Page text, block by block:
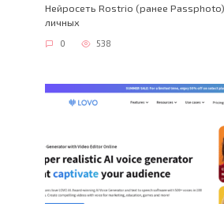
Нейросеть Rostrio (ранее
личных
0 538